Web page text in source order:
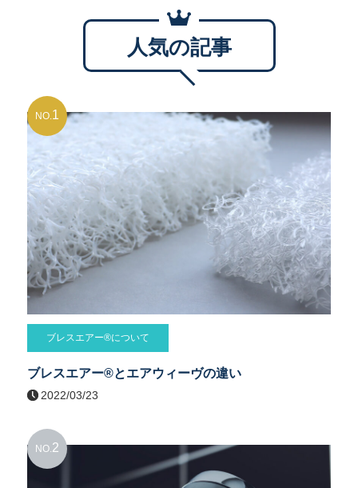
人気の記事
ブレスエアー®について
ブレスエアー®とエアウィーヴの違い
2022/03/23
NO. 1
NO.2